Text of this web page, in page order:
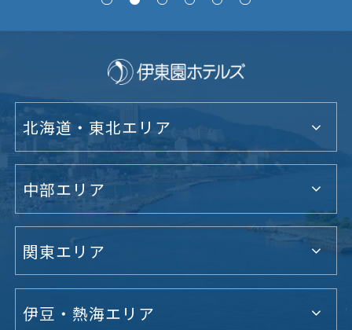
北海道・東北エリア
中部エリア
関東エリア
伊豆・熱海エリア